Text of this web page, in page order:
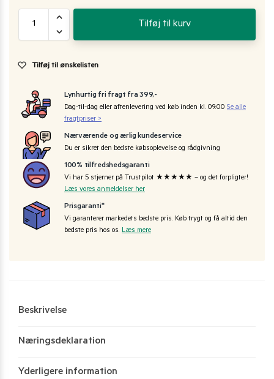
Tilføj til kurv
Tilføj til ønskelisten
Lynhurtig fri fragt fra 399,-
Dag-til-dag eller aftenlevering ved køb inden kl. 09:00 Se alle
fragtpriser >
Nærværende og ærlig kundeservice
Du er sikret den bedste købsoplevelse og rådgivning
100% tilfredshedsgaranti
Vi har 5 stjerner på Trustpilot ★★★★★ – og det forpligter!
Læs vores anmeldelser her
Prisgaranti*
Vi garanterer markedets bedste pris. Køb trygt og få altid den
bedste pris hos os. Læs mere
Beskrivelse
Næringsdeklaration
Yderligere information